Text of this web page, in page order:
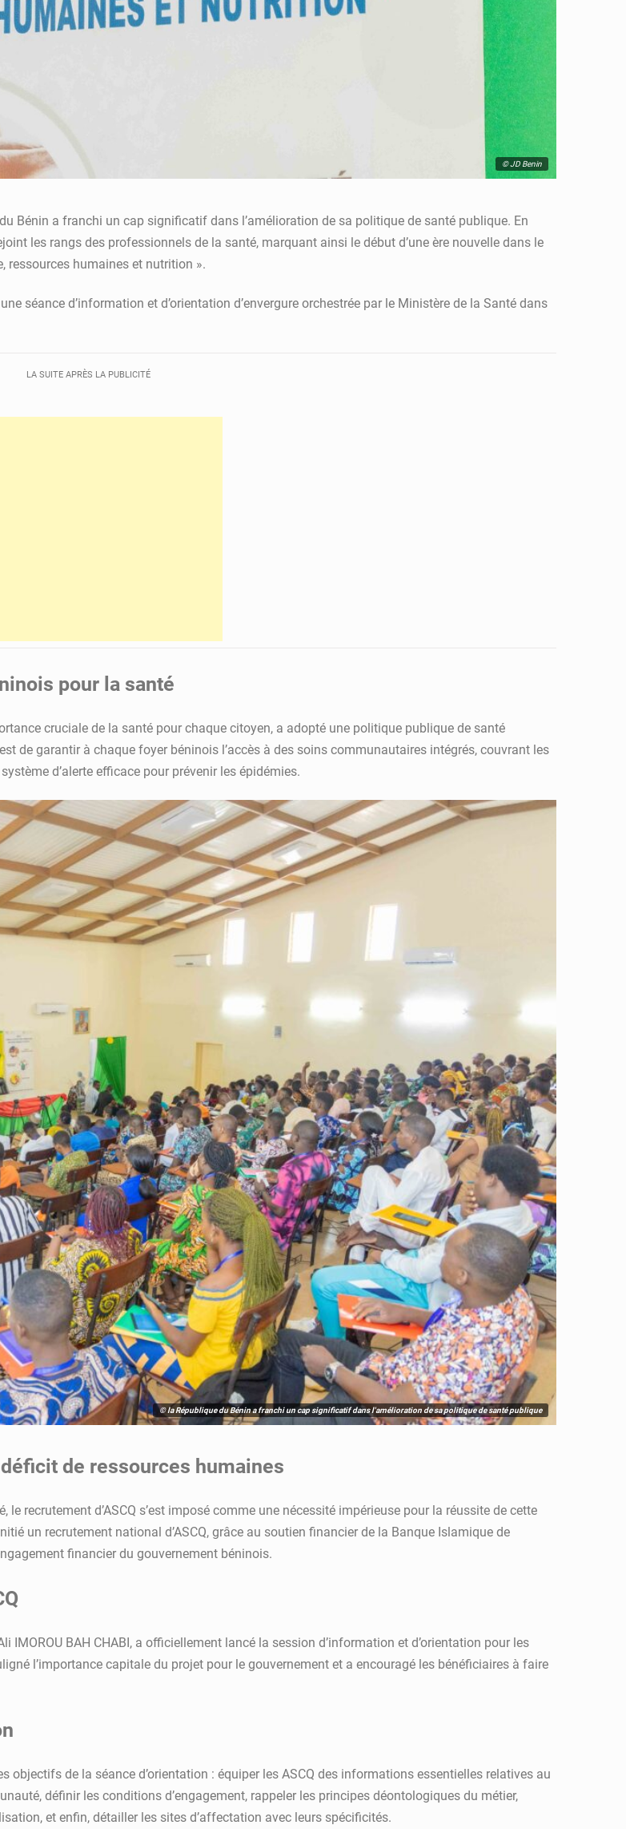
© JD Benin
Bénin a franchi un cap significatif dans l’amélioration de sa politique de santé publique. En
les rangs des professionnels de la santé, marquant ainsi le début d’une ère nouvelle dans le
ressources humaines et nutrition ».
séance d’information et d’orientation d’envergure orchestrée par le Ministère de la Santé dans
LA SUITE APRÈS LA PUBLICITÉ
pour la santé
cruciale de la santé pour chaque citoyen, a adopté une politique publique de santé
de garantir à chaque foyer béninois l’accès à des soins communautaires intégrés, couvrant les
d’alerte efficace pour prévenir les épidémies.
© la République du Bénin a franchi un cap significatif dans l'amélioration de sa politique de santé publique
de ressources humaines
recrutement d’ASCQ s’est imposé comme une nécessité impérieuse pour la réussite de cette
un recrutement national d’ASCQ, grâce au soutien financier de la Banque Islamique de
financier du gouvernement béninois.
IMOROU BAH CHABI, a officiellement lancé la session d’information et d’orientation pour les
l’importance capitale du projet pour le gouvernement et a encouragé les bénéficiaires à faire
objectifs de la séance d’orientation : équiper les ASCQ des informations essentielles relatives au
définir les conditions d’engagement, rappeler les principes déontologiques du métier,
et enfin, détailler les sites d’affectation avec leurs spécificités.